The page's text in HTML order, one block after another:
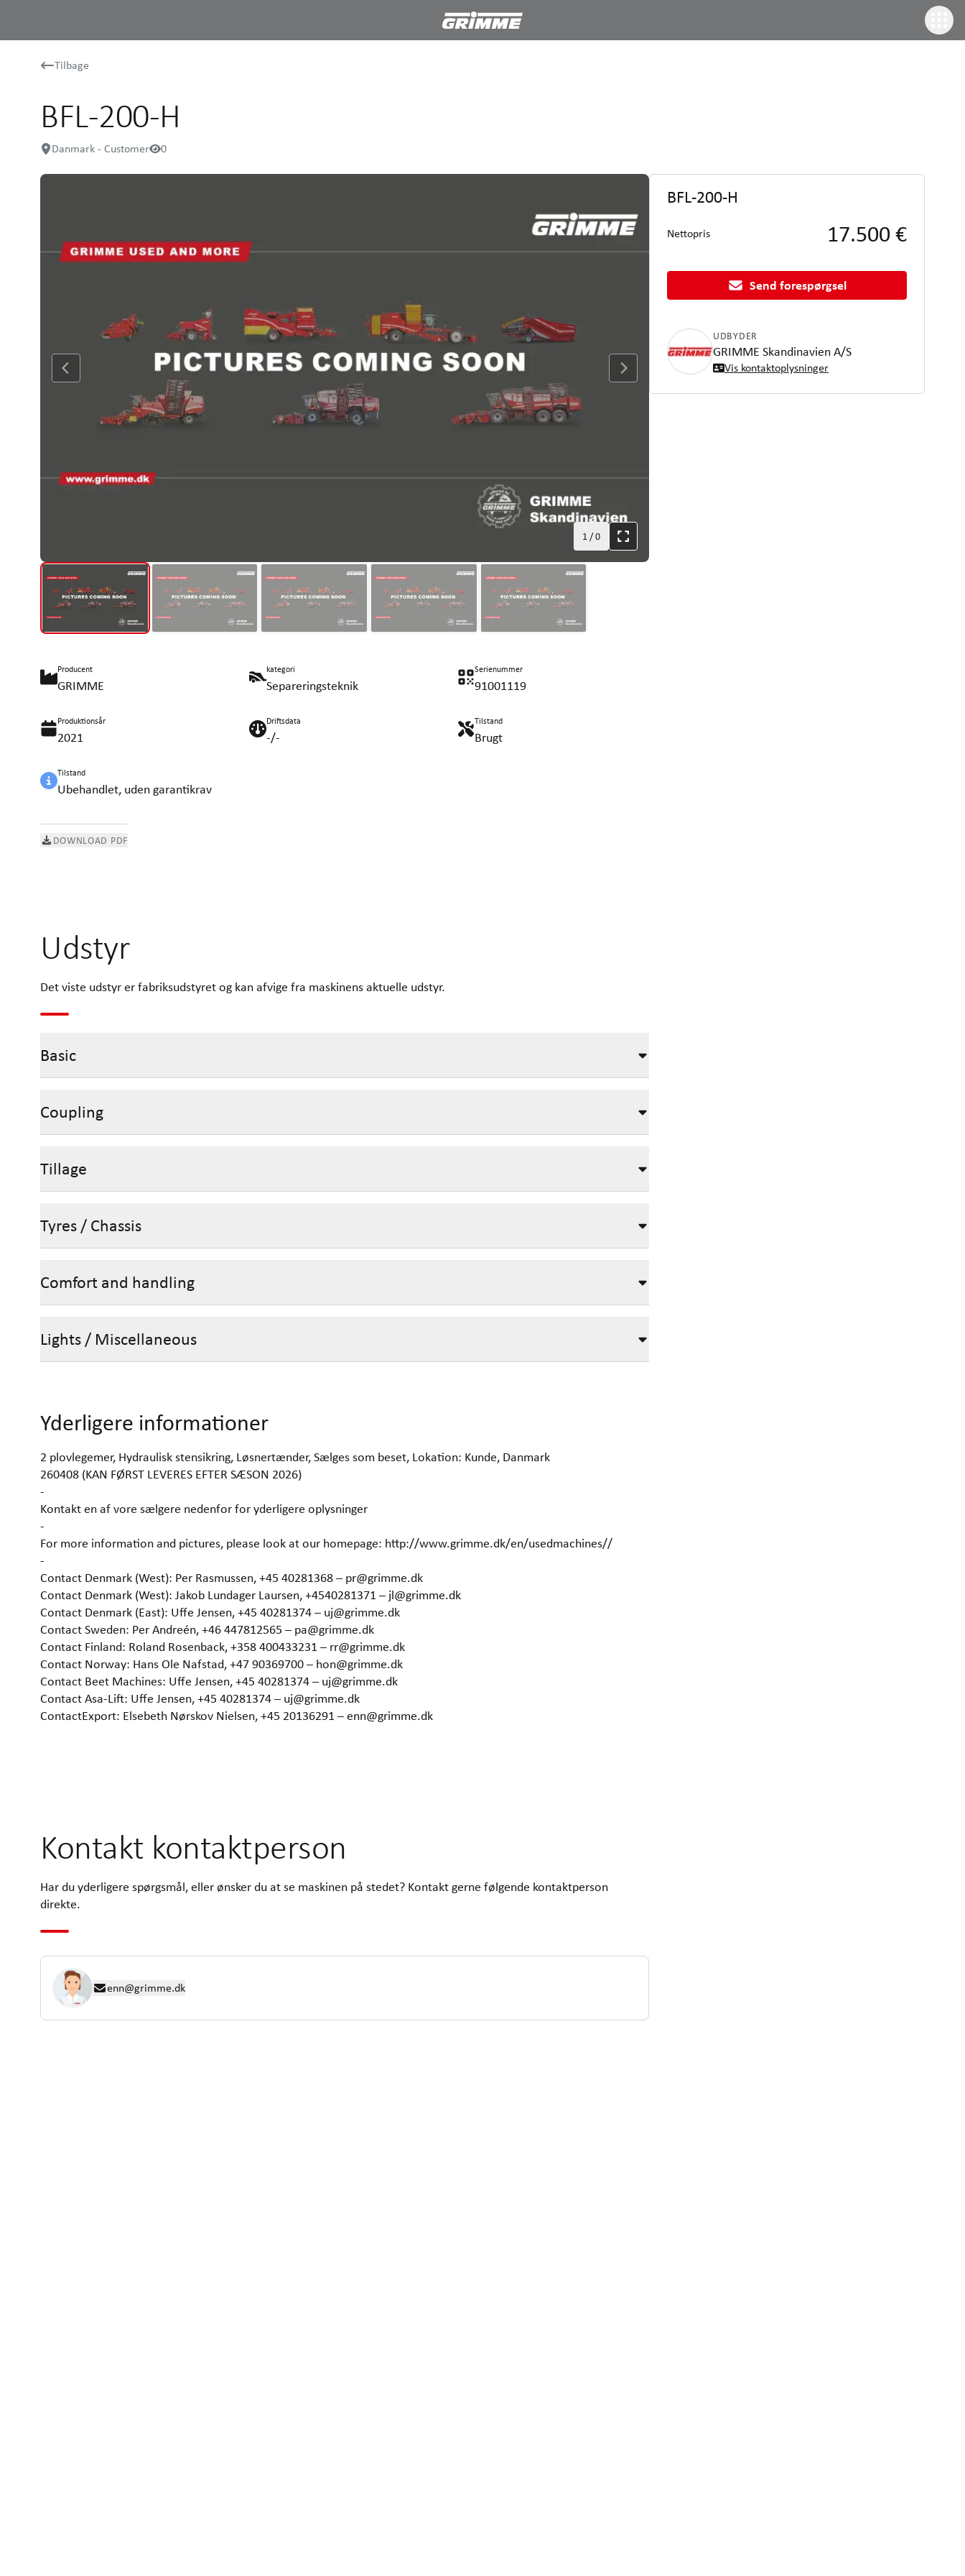
Tilbage
BFL-200-H
Danmark - Customer 0
1/0
Producent
GRIMME
kategori
Separeringsteknik
Serienummer
91001119
Produktionsår
2021
Driftsdata
-/-
Tilstand
Brugt
Tilstand
Ubehandlet, uden garantikrav
DOWNLOAD PDF
Udstyr
Det viste udstyr er fabriksudstyret og kan afvige fra maskinens aktuelle udstyr.
Basic
Coupling
Tillage
Tyres / Chassis
Comfort and handling
Lights / Miscellaneous
Yderligere informationer
2 plovlegemer, Hydraulisk stensikring, Løsnertænder, Sælges som beset, Lokation: Kunde, Danmark
260408 (KAN FØRST LEVERES EFTER SÆSON 2026)
-
Kontakt en af vore sælgere nedenfor for yderligere oplysninger
-
For more information and pictures, please look at our homepage: http://www.grimme.dk/en/usedmachines//
-
Contact Denmark (West): Per Rasmussen, +45 40281368 – pr@grimme.dk
Contact Denmark (West): Jakob Lundager Laursen, +4540281371 – jl@grimme.dk
Contact Denmark (East): Uffe Jensen, +45 40281374 – uj@grimme.dk
Contact Sweden: Per Andreén, +46 447812565 – pa@grimme.dk
Contact Finland: Roland Rosenback, +358 400433231 – rr@grimme.dk
Contact Norway: Hans Ole Nafstad, +47 90369700 – hon@grimme.dk
Contact Beet Machines: Uffe Jensen, +45 40281374 – uj@grimme.dk
Contact Asa-Lift: Uffe Jensen, +45 40281374 – uj@grimme.dk
ContactExport: Elsebeth Nørskov Nielsen, +45 20136291 – enn@grimme.dk
Kontakt kontaktperson
Har du yderligere spørgsmål, eller ønsker du at se maskinen på stedet? Kontakt gerne følgende kontaktperson
direkte.
enn@grimme.dk
BFL-200-H
Nettopris 17.500 €
Send forespørgsel
UDBYDER
GRIMME Skandinavien A/S
Vis kontaktoplysninger